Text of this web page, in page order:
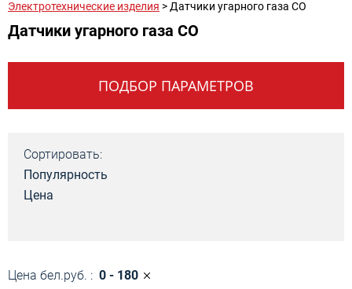
Электротехнические изделия > Датчики угарного газа CO
Датчики угарного газа CO
ПОДБОР ПАРАМЕТРОВ
Сортировать:
Популярность
Цена
Цена бел.руб. : 0 - 180